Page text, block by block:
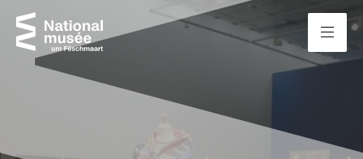
Passer directement au contenu
Panneau de gestion des cookies